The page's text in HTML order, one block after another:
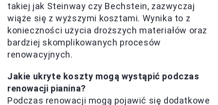
takiej jak Steinway czy Bechstein, zazwyczaj
wiąże się z wyższymi kosztami. Wynika to z
konieczności użycia droższych materiałów oraz
bardziej skomplikowanych procesów
renowacyjnych.
Jakie ukryte koszty mogą wystąpić podczas
renowacji pianina?
Podczas renowacji mogą pojawić się dodatkowe